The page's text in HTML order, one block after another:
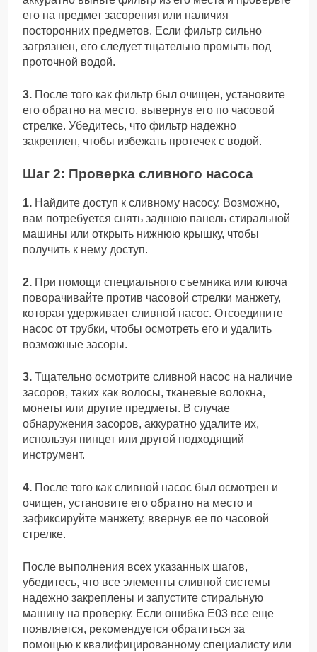
его на предмет засорения или наличия
посторонних предметов. Если фильтр сильно
загрязнен, его следует тщательно промыть под
проточной водой.
3. После того как фильтр был очищен, установите
его обратно на место, вывернув его по часовой
стрелке. Убедитесь, что фильтр надежно
закреплен, чтобы избежать протечек с водой.
Шаг 2: Проверка сливного насоса
1. Найдите доступ к сливному насосу. Возможно,
вам потребуется снять заднюю панель стиральной
машины или открыть нижнюю крышку, чтобы
получить к нему доступ.
2. При помощи специального съемника или ключа
поворачивайте против часовой стрелки манжету,
которая удерживает сливной насос. Отсоедините
насос от трубки, чтобы осмотреть его и удалить
возможные засоры.
3. Тщательно осмотрите сливной насос на наличие
засоров, таких как волосы, тканевые волокна,
монеты или другие предметы. В случае
обнаружения засоров, аккуратно удалите их,
используя пинцет или другой подходящий
инструмент.
4. После того как сливной насос был осмотрен и
очищен, установите его обратно на место и
зафиксируйте манжету, ввернув ее по часовой
стрелке.
После выполнения всех указанных шагов,
убедитесь, что все элементы сливной системы
надежно закреплены и запустите стиральную
машину на проверку. Если ошибка Е03 все еще
появляется, рекомендуется обратиться за
помощью к квалифицированному специалисту или